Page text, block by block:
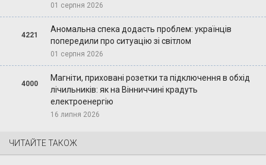
01 серпня 2026
4221
Аномальна спека додасть проблем: українців
попередили про ситуацію зі світлом
01 серпня 2026
4000
Магніти, приховані розетки та підключення в обхід
лічильників: як на Вінниччині крадуть
електроенергію
16 липня 2026
ЧИТАЙТЕ ТАКОЖ